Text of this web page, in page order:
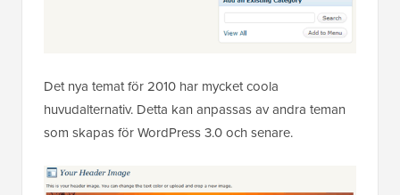
Det nya temat för 2010 har mycket coola
huvudalternativ. Detta kan anpassas av andra teman
som skapas för WordPress 3.0 och senare.